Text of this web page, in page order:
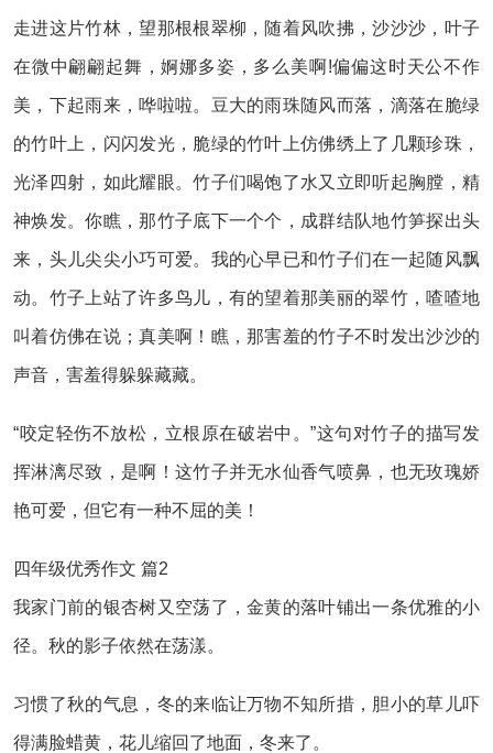
走进这片竹林，望那根根翠柳，随着风吹拂，沙沙沙，叶子
在微中翩翩起舞，婀娜多姿，多么美啊!偏偏这时天公不作
美，下起雨来，哗啦啦。豆大的雨珠随风而落，滴落在脆绿
的竹叶上，闪闪发光，脆绿的竹叶上仿佛绣上了几颗珍珠，
光泽四射，如此耀眼。竹子们喝饱了水又立即听起胸膛，精
神焕发。你瞧，那竹子底下一个个，成群结队地竹笋探出头
来，头儿尖尖小巧可爱。我的心早已和竹子们在一起随风飘
动。竹子上站了许多鸟儿，有的望着那美丽的翠竹，喳喳地
叫着仿佛在说；真美啊！瞧，那害羞的竹子不时发出沙沙的
声音，害羞得躲躲藏藏。
“咬定轻伤不放松，立根原在破岩中。”这句对竹子的描写发
挥淋漓尽致，是啊！这竹子并无水仙香气喷鼻，也无玫瑰娇
艳可爱，但它有一种不屈的美！
四年级优秀作文 篇2
我家门前的银杏树又空荡了，金黄的落叶铺出一条优雅的小
径。秋的影子依然在荡漾。
习惯了秋的气息，冬的来临让万物不知所措，胆小的草儿吓
得满脸蜡黄，花儿缩回了地面，冬来了。